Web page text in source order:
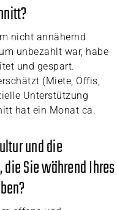
nicht annähernd
unbezahlt war, habe
und gespart.
(Miete, Öffis,
Unterstützung
hat ein Monat ca.
und die
Sie während Ihres